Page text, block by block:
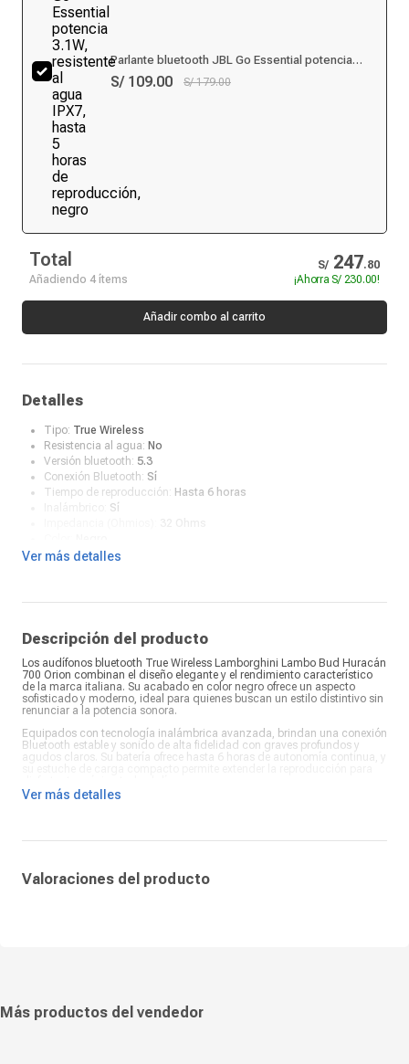
Parlante bluetooth JBL Go Essential potencia
3.1W, resistente al agua IPX7, hasta 5 horas de
reproducción, negro
S/ 109.00 S/ 179.00
Total S/ 247.80
Añadiendo 4 ítems
¡AhorraS/ 230.00!
Añadir combo al carrito
Detalles
Tipo: True Wireless
Resistencia al agua: No
Versión bluetooth: 5.3
Conexión Bluetooth: Sí
Tiempo de reproducción: Hasta 6 horas
Sí
Estuche con carga inalámbrica:
¿Qué incluye en la caja?:Audífonos, estuche de carga y cable
Ver más detalles
Descripción del producto
Los audífonos bluetooth True Wireless Lamborghini Lambo Bud Huracán
700 Orion combinan el diseño elegante y el rendimiento característico
de la marca italiana. Su acabado en color negro ofrece un aspecto
sofisticado y moderno, ideal para quienes buscan un estilo distintivo sin
renunciar a la potencia sonora.
Equipados con tecnología inalámbrica avanzada, brindan una conexión
Bluetooth estable y sonido de alta fidelidad con graves profundos y
agudos claros. Su batería ofrece hasta 6 horas de autonomía continua, y
acompañarte en entrenamientos, viajes o en tu día a día con el estilo
Ver más detalles
Valoraciones del producto
Más productos del vendedor